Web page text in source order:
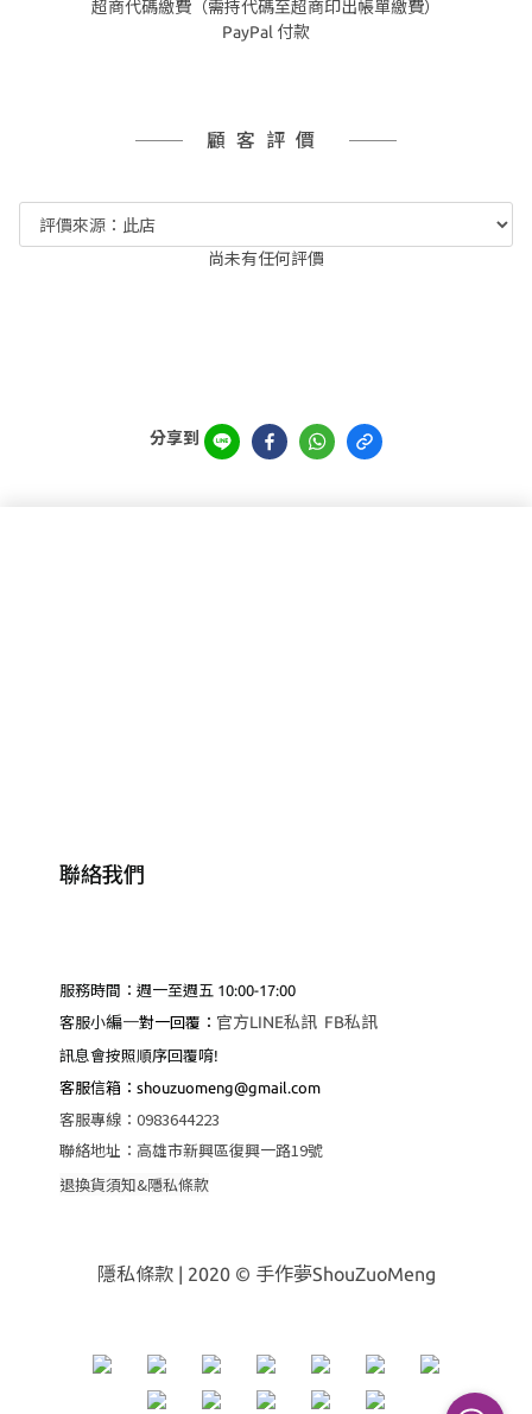
超商代碼繳費（需持代碼至超商印出帳單繳費）
PayPal 付款
顧客評價
尚未有任何評價
分享到
聯絡我們
服務時間：週一至週五 10:00-17:00
客服小編一對一回覆： 官方LINE私訊 FB私訊
訊息會按照順序回覆唷!
客服信箱：shouzuomeng@gmail.com
客服專線 ： 0983644223
聯絡地址 ： 高雄市新興區復興一路19號
退換貨須知&隱私條款
隱私條款 | 2020 © 手作夢ShouZuoMeng